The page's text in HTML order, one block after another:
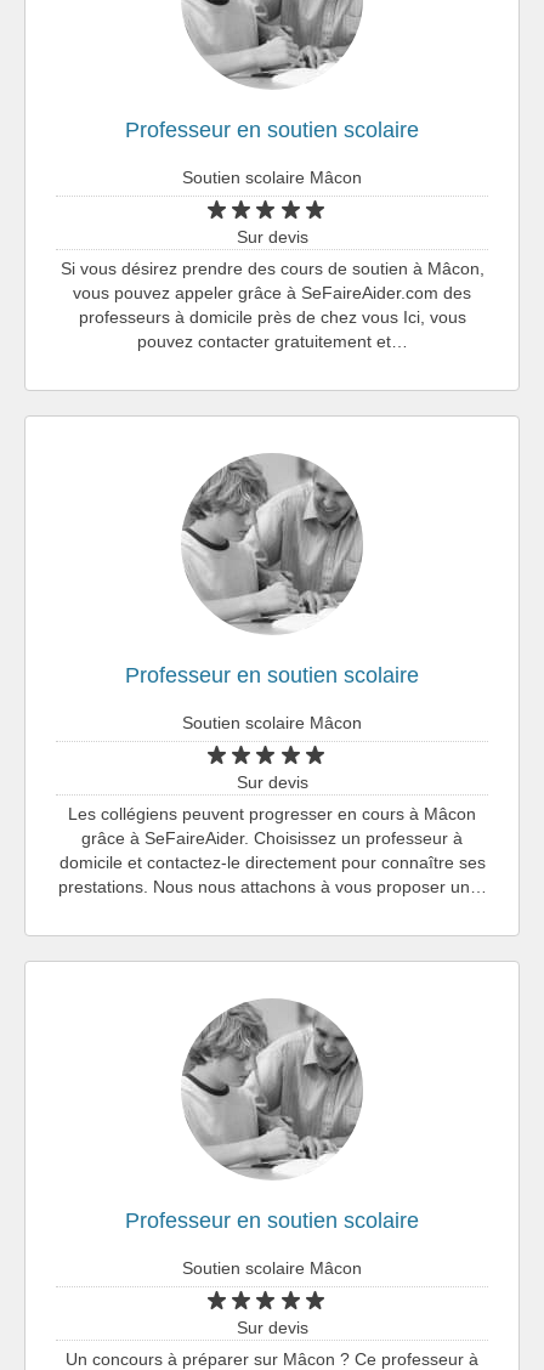
Professeur en soutien scolaire
Soutien scolaire Mâcon
Sur devis
Si vous désirez prendre des cours de soutien à Mâcon,
vous pouvez appeler grâce à SeFaireAider.com des
professeurs à domicile près de chez vous Ici, vous
pouvez contacter gratuitement et…
Professeur en soutien scolaire
Soutien scolaire Mâcon
Sur devis
Les collégiens peuvent progresser en cours à Mâcon
grâce à SeFaireAider. Choisissez un professeur à
domicile et contactez-le directement pour connaître ses
prestations. Nous nous attachons à vous proposer un…
Professeur en soutien scolaire
Soutien scolaire Mâcon
Sur devis
Un concours à préparer sur Mâcon ? Ce professeur à